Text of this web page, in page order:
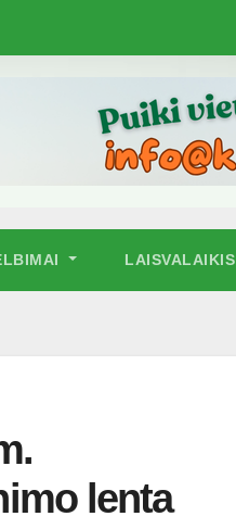
LAISVALAIKIS
lenta